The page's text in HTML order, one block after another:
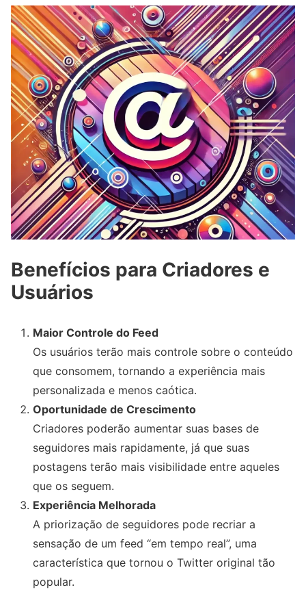
Benefícios para Criadores e
Usuários
Maior Controle do Feed
Os usuários terão mais controle sobre o conteúdo
que consomem, tornando a experiência mais
personalizada e menos caótica.
Oportunidade de Crescimento
Criadores poderão aumentar suas bases de
seguidores mais rapidamente, já que suas
postagens terão mais visibilidade entre aqueles
que os seguem.
Experiência Melhorada
A priorização de seguidores pode recriar a
sensação de um feed “em tempo real”, uma
característica que tornou o Twitter original tão
popular.